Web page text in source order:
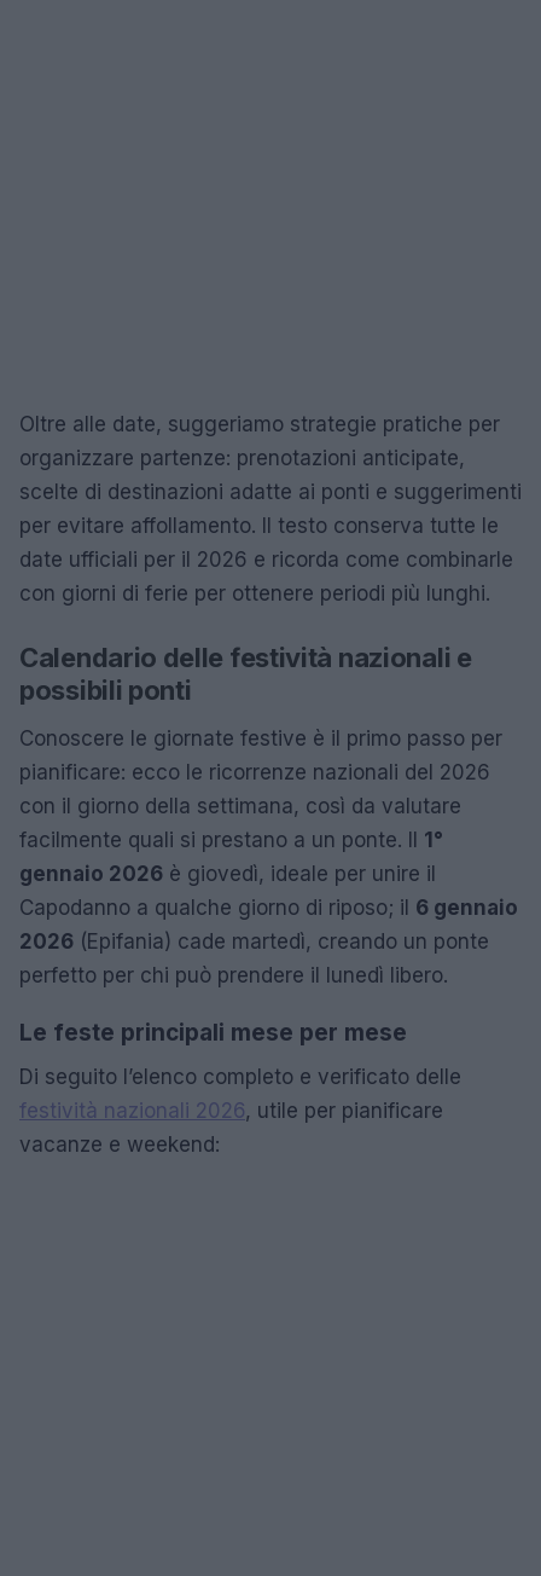
Oltre alle date, suggeriamo strategie pratiche per
organizzare partenze: prenotazioni anticipate,
scelte di destinazioni adatte ai ponti e suggerimenti
per evitare affollamento. Il testo conserva tutte le
date ufficiali per il 2026 e ricorda come combinarle
con giorni di ferie per ottenere periodi più lunghi.
Calendario delle festività nazionali e
possibili ponti
Conoscere le giornate festive è il primo passo per
pianificare: ecco le ricorrenze nazionali del 2026
con il giorno della settimana, così da valutare
facilmente quali si prestano a un ponte. Il 1°
gennaio 2026 è giovedì, ideale per unire il
Capodanno a qualche giorno di riposo; il 6 gennaio
2026 (Epifania) cade martedì, creando un ponte
perfetto per chi può prendere il lunedì libero.
Le feste principali mese per mese
Di seguito l’elenco completo e verificato delle
festività nazionali 2026, utile per pianificare
vacanze e weekend: